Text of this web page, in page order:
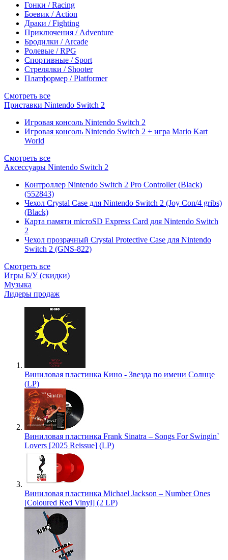
Гонки / Racing
Боевик / Action
Драки / Fighting
Приключения / Adventure
Бродилки / Arcade
Ролевые / RPG
Спортивные / Sport
Стрелялки / Shooter
Платформер / Platformer
Смотреть все
Приставки Nintendo Switch 2
Игровая консоль Nintendo Switch 2
Игровая консоль Nintendo Switch 2 + игра Mario Kart
World
Смотреть все
Аксессуары Nintendo Switch 2
Контроллер Nintendo Switch 2 Pro Controller (Black)
(552843)
Чехол Сrystal Сase для Nintendo Switch 2 (Joy Con/4 gribs)
(Black)
Карта памяти microSD Express Card для Nintendo Switch
2
Чехол прозрачный Crystal Protective Case для Nintendo
Switch 2 (GNS-822)
Смотреть все
Игры Б/У (скидки)
Музыка
Лидеры продаж
Виниловая пластинка Кино - Звезда по имени Солнце
(LP)
Виниловая пластинка Frank Sinatra – Songs For Swingin`
Lovers [2025 Reissue] (LP)
Виниловая пластинка Michael Jackson – Number Ones
[Coloured Red Vinyl] (2 LP)